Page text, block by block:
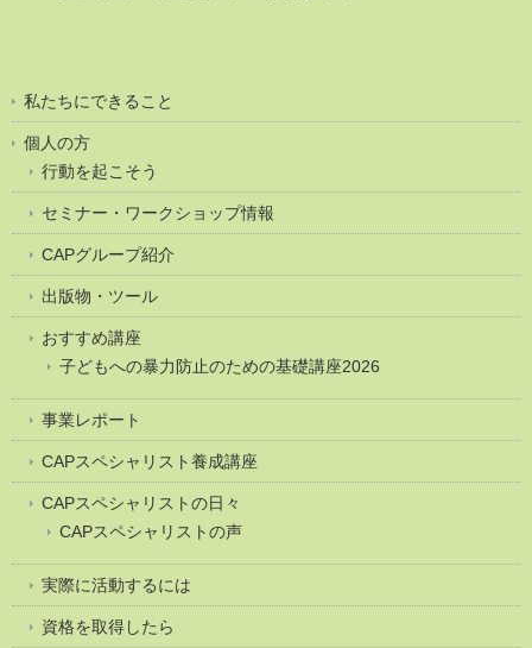
私たちにできること
個人の方
行動を起こそう
セミナー・ワークショップ情報
CAPグループ紹介
出版物・ツール
おすすめ講座
子どもへの暴力防止のための基礎講座2026
事業レポート
CAPスペシャリスト養成講座
CAPスペシャリストの日々
CAPスペシャリストの声
実際に活動するには
資格を取得したら